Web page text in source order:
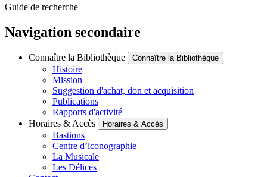
Guide de recherche
Navigation secondaire
Connaître la Bibliothèque Connaître la Bibliothèque
Histoire
Mission
Suggestion d'achat, don et acquisition
Publications
Rapports d'activité
Horaires & Accès
Horaires & Accès
Bastions
Centre d’iconographie
La Musicale
Les Délices